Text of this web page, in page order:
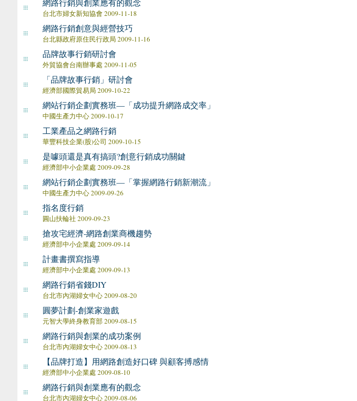
網路行銷與創業應有的觀念
台北市婦女新知協會 2009-11-18
網路行銷創意與經營技巧
台北縣政府原住民行政局 2009-11-16
品牌故事行銷研討會
外貿協會台南辦事處 2009-11-05
「品牌故事行銷」研討會
經濟部國際貿易局 2009-10-22
網站行銷企劃實務班—「成功提升網路成交率」
中國生產力中心 2009-10-17
工業產品之網路行銷
華豐科技企業(股)公司 2009-10-15
是噱頭還是真有搞頭?創意行銷成功關鍵
經濟部中小企業處 2009-09-28
網站行銷企劃實務班—「掌握網路行銷新潮流」
中國生產力中心 2009-09-26
指名度行銷
圓山扶輪社 2009-09-23
搶攻宅經濟-網路創業商機趨勢
經濟部中小企業處 2009-09-14
計畫書撰寫指導
經濟部中小企業處 2009-09-13
網路行銷省錢DIY
台北市內湖婦女中心 2009-08-20
圓夢計劃-創業家遊戲
元智大學終身教育部 2009-08-15
網路行銷與創業的成功案例
台北市內湖婦女中心 2009-08-13
【品牌打造】用網路創造好口碑 與顧客搏感情
經濟部中小企業處 2009-08-10
網路行銷與創業應有的觀念
台北市內湖婦女中心 2009-08-06